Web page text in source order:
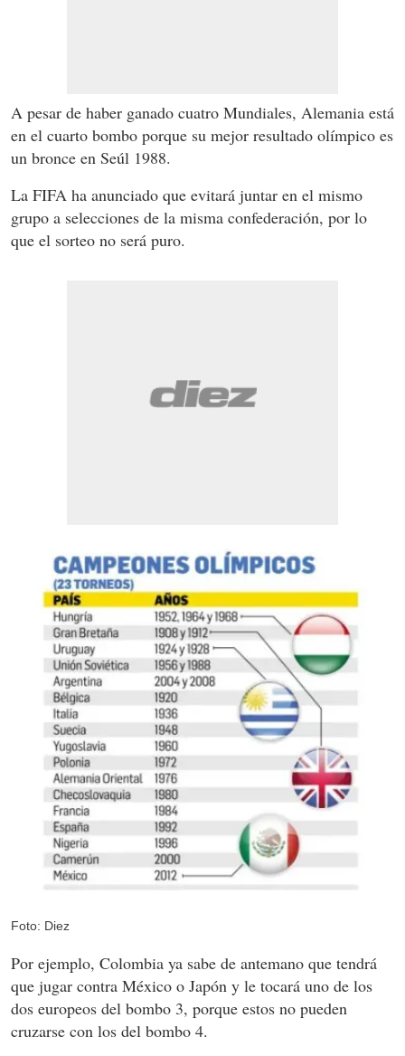
A pesar de haber ganado cuatro Mundiales, Alemania está
en el cuarto bombo porque su mejor resultado olímpico es
un bronce en Seúl 1988.
La FIFA ha anunciado que evitará juntar en el mismo
grupo a selecciones de la misma confederación, por lo
que el sorteo no será puro.
Foto: Diez
Por ejemplo, Colombia ya sabe de antemano que tendrá
que jugar contra México o Japón y le tocará uno de los
dos europeos del bombo 3, porque estos no pueden
cruzarse con los del bombo 4.